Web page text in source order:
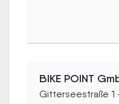
BIKE POINT
Gitterseestraße 1